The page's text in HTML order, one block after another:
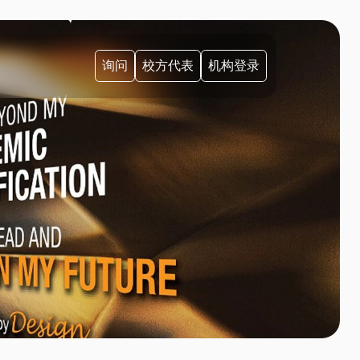
询问 校方代表 机构登录